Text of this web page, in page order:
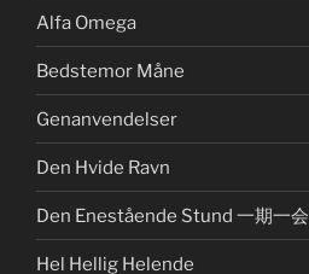
Alfa Omega
Bedstemor Måne
Genanvendelser
Den Hvide Ravn
Den Enestående Stund 一期一会
Hel Hellig Helende